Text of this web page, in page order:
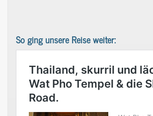
So ging unsere Reise weiter: